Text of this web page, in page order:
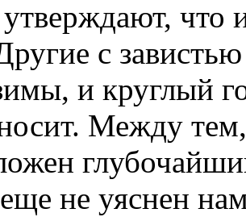
что
с
и круглый
Между
не уяснен